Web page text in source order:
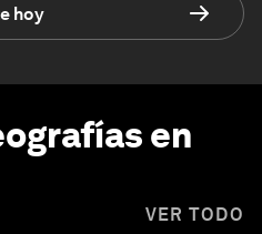
hoy
en
VER TODO